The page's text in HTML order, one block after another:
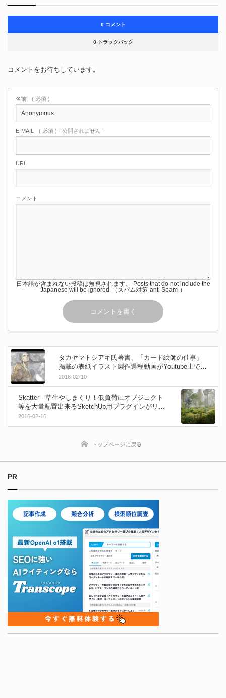
0 コメント
0 トラックバック
コメントをお待ちしています。
名前 ( 必須 )
E-MAIL ( 必須 ) - 公開されません -
URL
コメント
日本語が含まれない投稿は無視されます。-Posts that do not include the
Japanese will be ignored-（スパム対策-anti Spam-）
タカヤマトシアキ氏著書、「カード絵師の仕事」
掲載の表紙イラスト製作過程動画がYoutube上で公
開！
2016-02-10
Skatter - 草生やしまくり！低負荷にオブジェクト
等を大量配置出来るSketchUp用プラグインがリリ
ース！
2016-02-16
トップページに戻る
PR